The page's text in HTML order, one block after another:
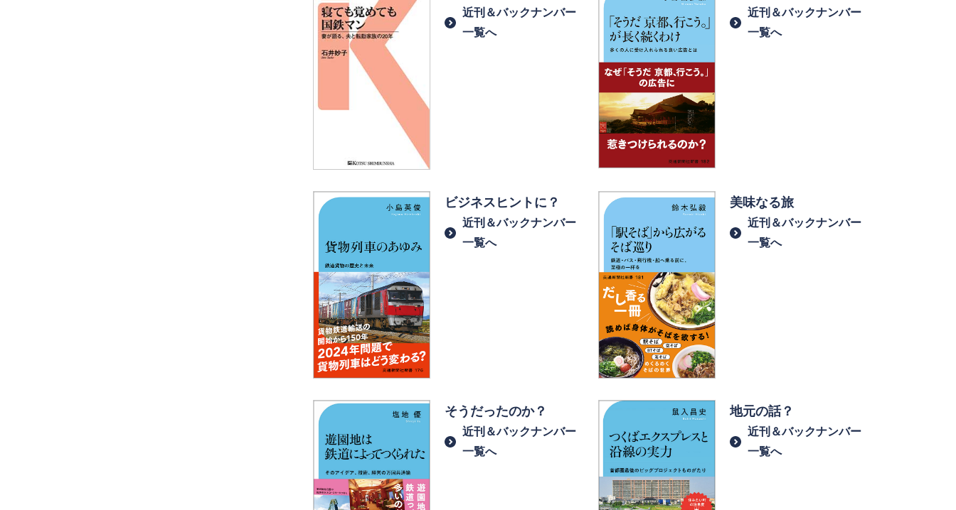
近刊＆バックナンバー
一覧へ
近刊＆バックナンバー
一覧へ
ビジネスヒントに？
近刊＆バックナンバー
一覧へ
美味なる旅
近刊＆バックナンバー
一覧へ
そうだったのか？
近刊＆バックナンバー
一覧へ
地元の話？
近刊＆バックナンバー
一覧へ